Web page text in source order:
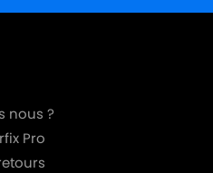
nous ?
Pro